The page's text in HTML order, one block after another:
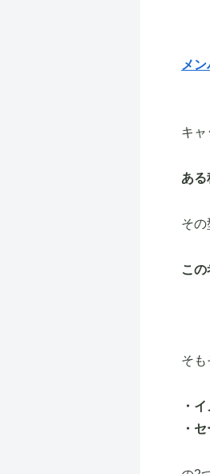
メ
キャ
ある
その
この
そも
・
・